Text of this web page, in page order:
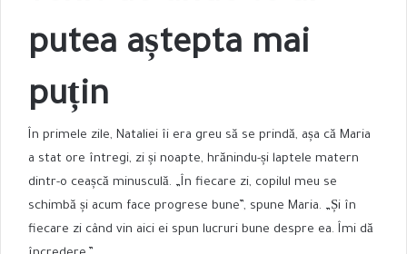
putea aștepta mai
puțin
În primele zile, Nataliei îi era greu să se prindă, așa că Maria
a stat ore întregi, zi și noapte, hrănindu-și laptele matern
dintr-o ceașcă minusculă. „În fiecare zi, copilul meu se
schimbă și acum face progrese bune”, spune Maria. „Și în
fiecare zi când vin aici ei spun lucruri bune despre ea. Îmi dă